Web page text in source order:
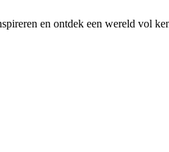
en ontdek een wereld vol